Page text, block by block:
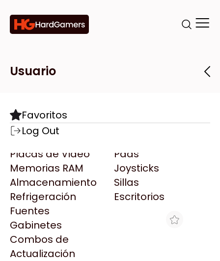
Categorías
Componentes
Motherboards
Microprocesadores
Placas de Video
Memorias RAM
Almacenamiento
Refrigeración
Fuentes
Gabinetes
Combos de
Actualización
Pads
Joysticks
Sillas
Escritorios
Marcas
Todas las Marcas
AMD
AULA
Acer
Adata
AeroCool
Antec
Arkham
Asrock
Tiendas
Destacadas
Usuario
Favoritos
Log Out
FUENTE MAENI B 12V 500MA 2.1M +